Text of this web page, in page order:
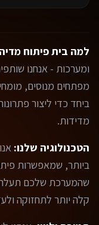
למה בית פיתוח
ומערכות - אנחנו
ביחד כדי ליצור
מדידות.
הטכנולוגיה שלנו:
שהמערכת שלכם תעלה
קלה יותר לתחזוקה